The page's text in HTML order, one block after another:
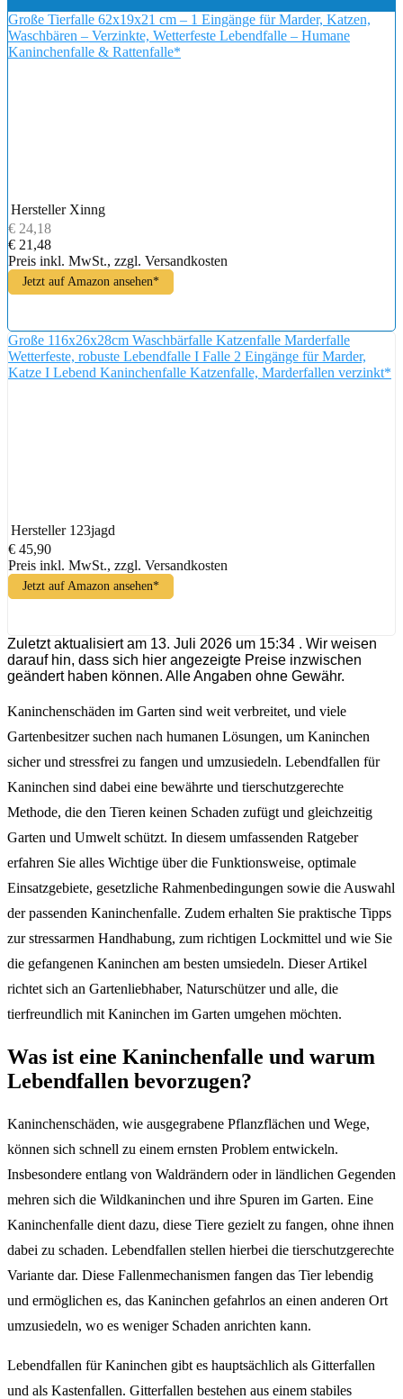
Große Tierfalle 62x19x21 cm – 1 Eingänge für Marder, Katzen,
Waschbären – Verzinkte, Wetterfeste Lebendfalle – Humane
Kaninchenfalle & Rattenfalle*
Hersteller Xinng
€ 24,18
€ 21,48
Preis inkl. MwSt., zzgl. Versandkosten
Jetzt auf Amazon ansehen*
Große 116x26x28cm Waschbärfalle Katzenfalle Marderfalle
Wetterfeste, robuste Lebendfalle I Falle 2 Eingänge für Marder,
Katze I Lebend Kaninchenfalle Katzenfalle, Marderfallen verzinkt*
Hersteller 123jagd
€ 45,90
Preis inkl. MwSt., zzgl. Versandkosten
Jetzt auf Amazon ansehen*
Zuletzt aktualisiert am 13. Juli 2026 um 15:34 . Wir weisen
darauf hin, dass sich hier angezeigte Preise inzwischen
geändert haben können. Alle Angaben ohne Gewähr.
Kaninchenschäden im Garten sind weit verbreitet, und viele
Gartenbesitzer suchen nach humanen Lösungen, um Kaninchen
sicher und stressfrei zu fangen und umzusiedeln. Lebendfallen für
Kaninchen sind dabei eine bewährte und tierschutzgerechte
Methode, die den Tieren keinen Schaden zufügt und gleichzeitig
Garten und Umwelt schützt. In diesem umfassenden Ratgeber
erfahren Sie alles Wichtige über die Funktionsweise, optimale
Einsatzgebiete, gesetzliche Rahmenbedingungen sowie die Auswahl
der passenden Kaninchenfalle. Zudem erhalten Sie praktische Tipps
zur stressarmen Handhabung, zum richtigen Lockmittel und wie Sie
die gefangenen Kaninchen am besten umsiedeln. Dieser Artikel
richtet sich an Gartenliebhaber, Naturschützer und alle, die
tierfreundlich mit Kaninchen im Garten umgehen möchten.
Was ist eine Kaninchenfalle und warum
Lebendfallen bevorzugen?
Kaninchenschäden, wie ausgegrabene Pflanzflächen und Wege,
können sich schnell zu einem ernsten Problem entwickeln.
Insbesondere entlang von Waldrändern oder in ländlichen Gegenden
mehren sich die Wildkaninchen und ihre Spuren im Garten. Eine
Kaninchenfalle dient dazu, diese Tiere gezielt zu fangen, ohne ihnen
dabei zu schaden. Lebendfallen stellen hierbei die tierschutzgerechte
Variante dar. Diese Fallenmechanismen fangen das Tier lebendig
und ermöglichen es, das Kaninchen gefahrlos an einen anderen Ort
umzusiedeln, wo es weniger Schaden anrichten kann.
Lebendfallen für Kaninchen gibt es hauptsächlich als Gitterfallen
und als Kastenfallen. Gitterfallen bestehen aus einem stabiles